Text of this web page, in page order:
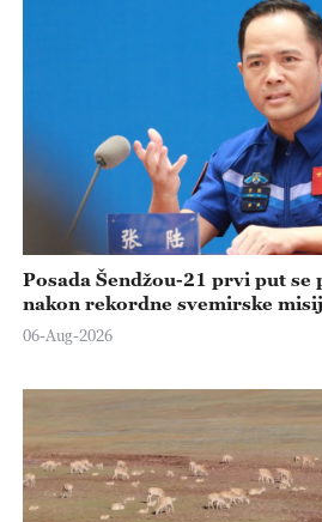
Posada Šendžou-21 prvi put se
nakon rekordne svemirske
06-Aug-2026